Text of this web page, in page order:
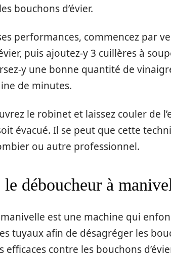
bouchons d’évier.
performances, commencez par
puis ajoutez-y 3 cuillères à
y une bonne quantité de
de minutes.
le robinet et laissez couler de
évacué. Il se peut que cette
ou autre professionnel.
déboucheur à
est une machine qui
tuyaux afin de désagréger les
efficaces contre les bouchons